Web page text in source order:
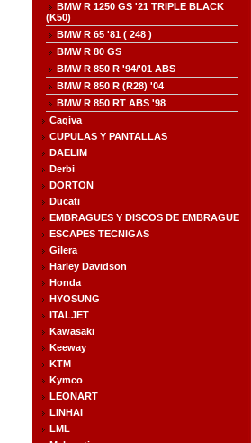
BMW R 1250 GS '21 TRIPLE BLACK
(K50)
BMW R 65 '81 ( 248 )
BMW R 80 GS
BMW R 850 R '94/'01 ABS
BMW R 850 R (R28) '04
BMW R 850 RT ABS '98
Cagiva
CUPULAS Y PANTALLAS
DAELIM
Derbi
DORTON
Ducati
EMBRAGUES Y DISCOS DE EMBRAGUE
ESCAPES TECNIGAS
Gilera
Harley Davidson
Honda
HYOSUNG
ITALJET
Kawasaki
Keeway
KTM
Kymco
LEONART
LINHAI
LML